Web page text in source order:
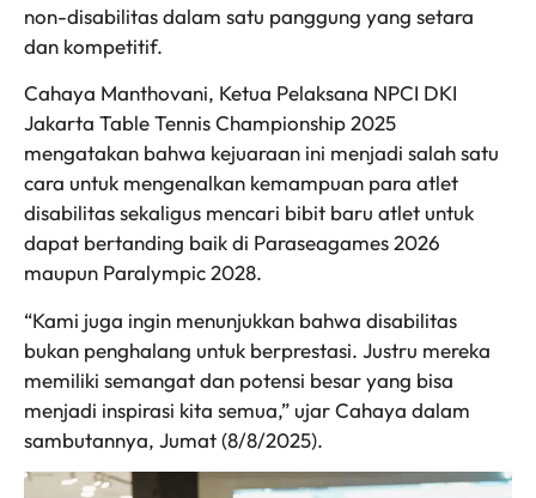
non-disabilitas dalam satu panggung yang setara
dan kompetitif.
Cahaya Manthovani, Ketua Pelaksana NPCI DKI
Jakarta Table Tennis Championship 2025
mengatakan bahwa kejuaraan ini menjadi salah satu
cara untuk mengenalkan kemampuan para atlet
disabilitas sekaligus mencari bibit baru atlet untuk
dapat bertanding baik di Paraseagames 2026
maupun Paralympic 2028.
“Kami juga ingin menunjukkan bahwa disabilitas
bukan penghalang untuk berprestasi. Justru mereka
memiliki semangat dan potensi besar yang bisa
menjadi inspirasi kita semua,” ujar Cahaya dalam
sambutannya, Jumat (8/8/2025).